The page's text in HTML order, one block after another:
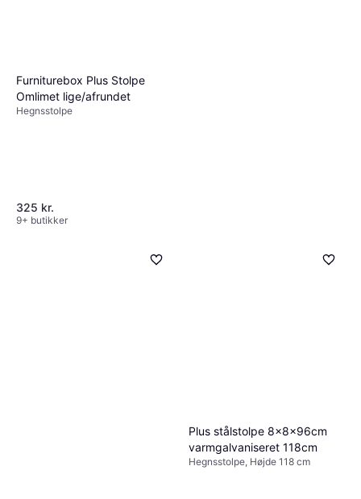
Furniturebox Plus Stolpe
Omlimet lige/afrundet
Hegnsstolpe
325 kr.
9+ butikker
Plus stålstolpe 8x8x96cm
varmgalvaniseret 118cm
Hegnsstolpe, Højde 118 cm